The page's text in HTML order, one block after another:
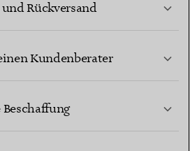
Rückversand
Kundenberater